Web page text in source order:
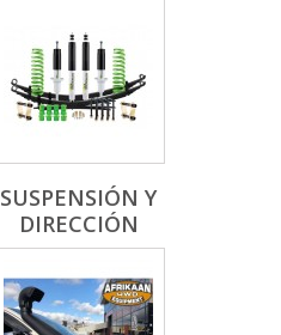
SUSPENSIÓN Y
DIRECCIÓN